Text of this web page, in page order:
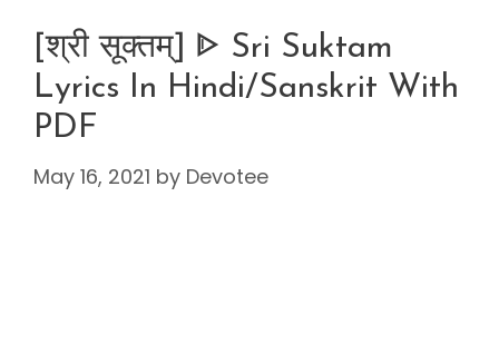
[श्री सूक्तम्] ᐈ Sri Suktam
Lyrics In Hindi/Sanskrit With
PDF
May 16, 2021 by Devotee